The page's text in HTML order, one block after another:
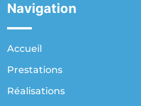
Navigation
Accueil
Prestations
Réalisations